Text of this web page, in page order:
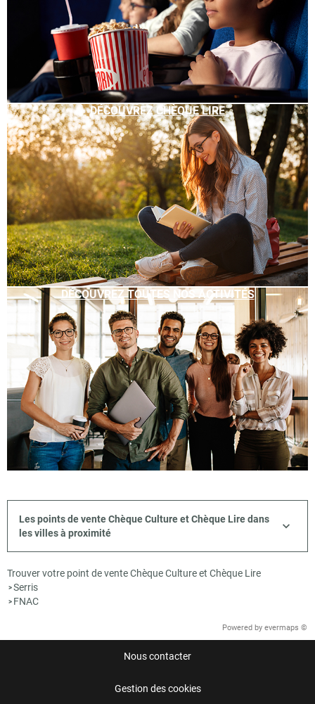
DÉCOUVREZ CHÈQUE LIRE
DÉCOUVREZ TOUTES NOS ACTIVITÉS
Les points de vente Chèque Culture et Chèque Lire dans
les villes à proximité
Trouver votre point de vente Chèque Culture et Chèque Lire
>Serris
> FNAC
Powered by evermaps ©
Nous contacter
Gestion des cookies